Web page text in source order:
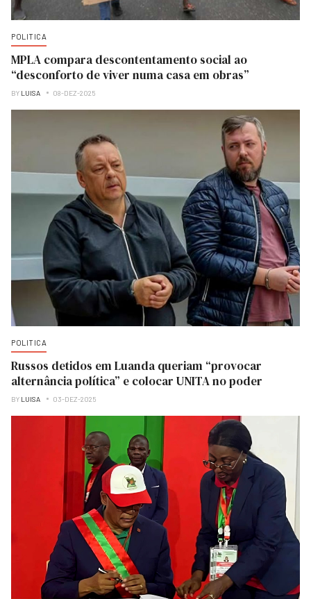
POLITICA
MPLA compara descontentamento social ao
“desconforto de viver numa casa em obras”
BY LUISA 08-DEZ-2025
POLITICA
Russos detidos em Luanda queriam “provocar
alternância política” e colocar UNITA no poder
BY LUISA 03-DEZ-2025